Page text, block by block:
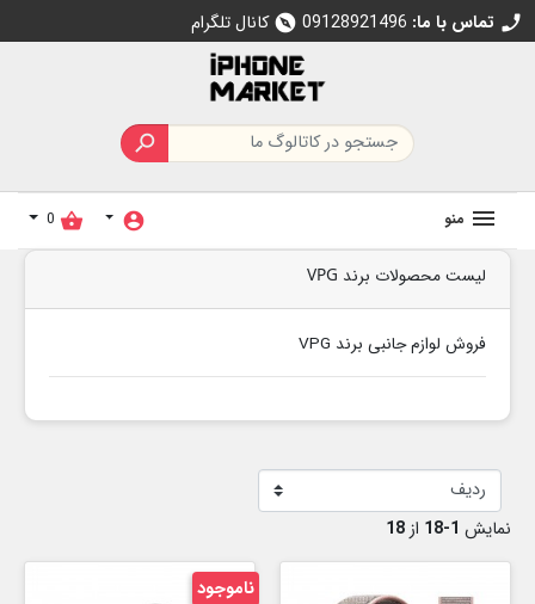
call تماس با ما: 09128921496
explore کانال تلگرام

منو account_circle
shopping_basket
0
لیست محصولات برند VPG
فروش لوازم جانبی برند VPG
نمایش 1-18 از18
ناموجود